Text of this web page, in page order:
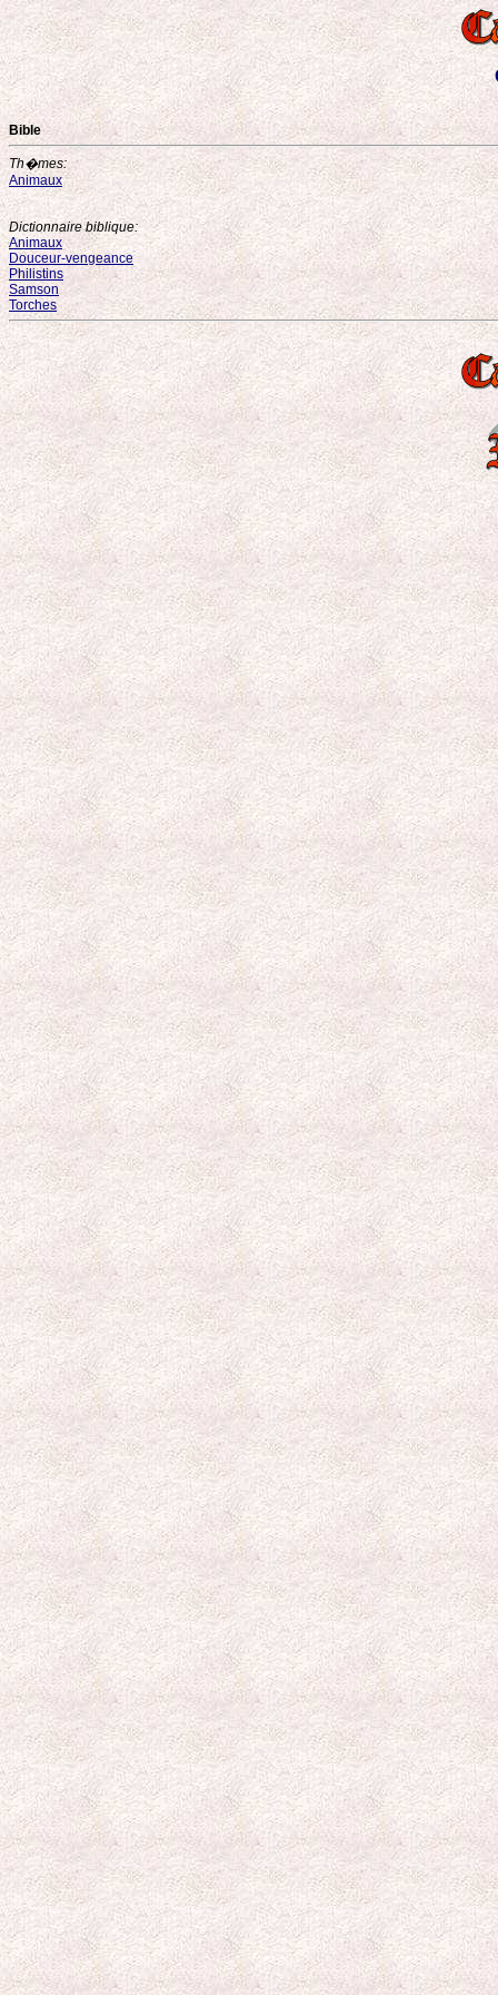
Bible
Th�mes:
Animaux
Dictionnaire biblique:
Animaux
Douceur-vengeance
Philistins
Samson
Torches